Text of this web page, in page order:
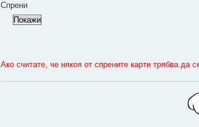
Спрени
Ако считате, че някоя от спрените карти трябва